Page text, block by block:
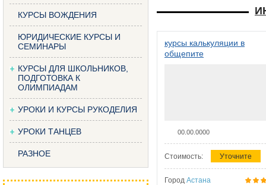
КУРСЫ ВОЖДЕНИЯ
ЮРИДИЧЕСКИЕ КУРСЫ И
СЕМИНАРЫ
КУРСЫ ДЛЯ ШКОЛЬНИКОВ,
ПОДГОТОВКА К
ОЛИМПИАДАМ
УРОКИ И КУРСЫ РУКОДЕЛИЯ
УРОКИ ТАНЦЕВ
РАЗНОЕ
курсы калькуляции в
общепите
00.00.0000
Стоимость: Уточните
Город Астана